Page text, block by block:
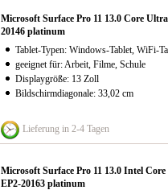
Microsoft Surface Pro 11 13.0 Core
20146 platinum
Tablet-Typen: Windows-Tablet, WiFi-
geeignet für: Arbeit, Filme, Schule
Displaygröße: 13 Zoll
Bildschirmdiagonale: 33,02 cm
Lieferung in 2-4 Tagen
Microsoft Surface Pro 11 13.0 Intel
EP2-20163 platinum